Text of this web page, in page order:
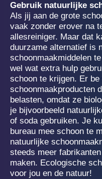
Gebruik natuurlijke
Als jij aan de grote
vaak zonder erover na
allesreiniger. Maar dat
duurzame alternatief is
schoonmaakmiddelen
wel wat extra hulp
schoon te krijgen. Er be­
schoonmaakproducten
belasten, omdat ze
je bijvoorbeeld
of soda gebruiken. Je
bureau mee schoon te
natuurlijke
steeds meer
maken. Ecologische
voor jou en de natuur!